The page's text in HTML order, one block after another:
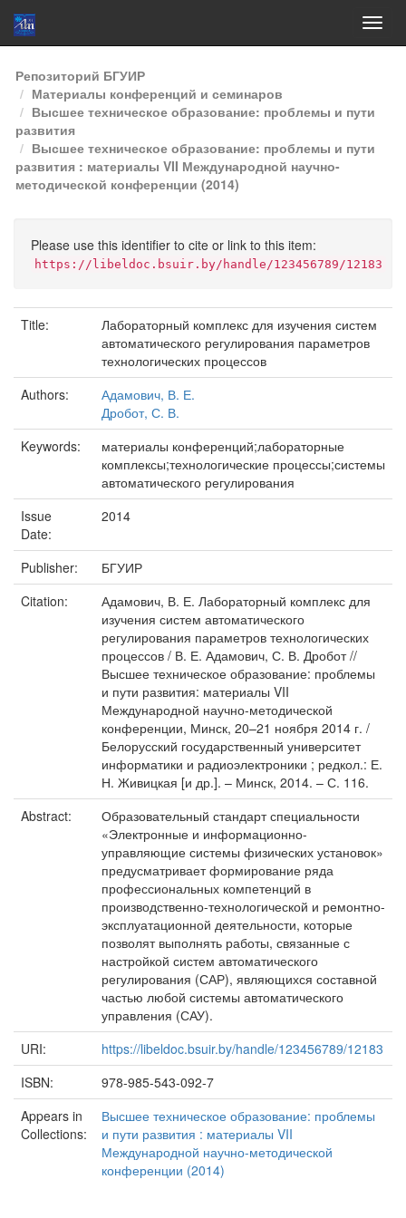
Skip
navigation
Репозиторий БГУИР
Материалы конференций и семинаров
Высшее техническое образование: проблемы и пути
развития
Высшее техническое образование: проблемы и пути
развития : материалы VII Международной научно-
методической конференции (2014)
Please use this identifier to cite or link to this item:
https://libeldoc.bsuir.by/handle/123456789/12183
Title:
Лабораторный комплекс для изучения систем
автоматического регулирования параметров
технологических процессов
Authors:
Адамович, В. Е.
Дробот, С. В.
Keywords:
материалы конференций;лабораторные
комплексы;технологические процессы;системы
автоматического регулирования
Issue
Date:
2014
Publisher:
БГУИР
Citation:
Адамович, В. Е. Лабораторный комплекс для
изучения систем автоматического
регулирования параметров технологических
процессов / В. Е. Адамович, С. В. Дробот //
Высшее техническое образование: проблемы
и пути развития: материалы VII
Международной научно-методической
конференции, Минск, 20–21 ноября 2014 г. /
Белорусский государственный университет
информатики и радиоэлектроники ; редкол.: Е.
Н. Живицкая [и др.]. – Минск, 2014. – С. 116.
Abstract:
Образовательный стандарт специальности
«Электронные и информационно-
управляющие системы физических установок»
предусматривает формирование ряда
профессиональных компетенций в
производственно-технологической и ремонтно-
эксплуатационной деятельности, которые
позволят выполнять работы, связанные с
настройкой систем автоматического
регулирования (САР), являющихся составной
частью любой системы автоматического
управления (САУ).
URI:
https://libeldoc.bsuir.by/handle/123456789/12183
ISBN:
978-985-543-092-7
Appears in
Collections:
Высшее техническое образование: проблемы
и пути развития : материалы VII
Международной научно-методической
конференции (2014)